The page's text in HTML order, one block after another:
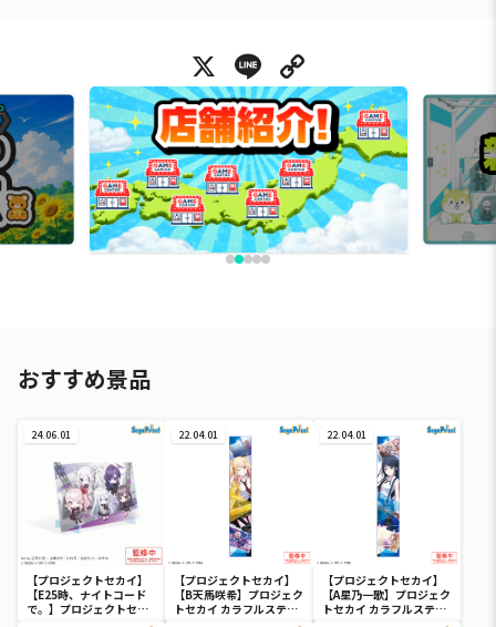
X Line
おすすめ景品
24.06.01
【プロジェクトセカイ】
【E25時、ナイトコード
で。】プロジェクトセカ
イ カラフルステージ！
22.04.01
【プロジェクトセカイ】
【B天馬咲希】プロジェク
トセカイ カラフルステー
ジ！ feat. 初音ミク マフ
22.04.01
【プロジェクトセカイ】
【A星乃一歌】プロジェク
トセカイ カラフルステー
ジ！ feat. 初音ミク マフ